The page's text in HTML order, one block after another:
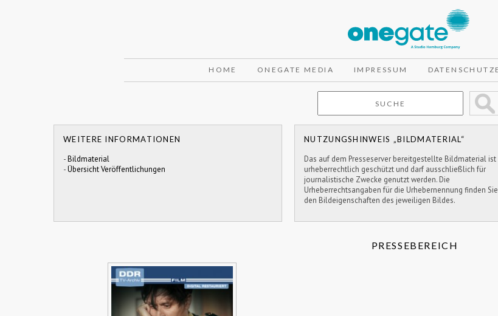
HOME ONEGATE MEDIA IMPRESSUM
WEITERE INFORMATIONEN
-Bildmaterial
-Übersicht Veröffentlichungen
NUTZUNGSHINWEIS „BILDMATERIAL“
Das auf dem Presseserver bereitgestellte Bildmaterial ist
urheberrechtlich geschützt und darf ausschließlich für
journalistische Zwecke genutzt werden. Die
Urheberrechtsangaben für die Urhebernennung finden
den Bildeigenschaften des jeweiligen Bildes.
PRESSEBEREICH